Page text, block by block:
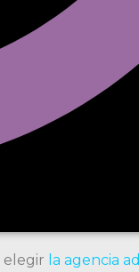
elegir la agencia